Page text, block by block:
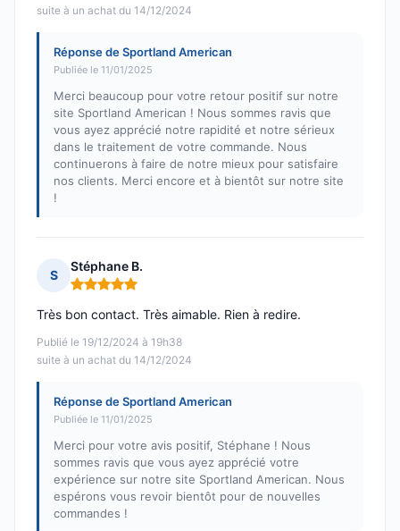
suite à un achat du 14/12/2024
Réponse de Sportland American
Publiée le 11/01/2025
Merci beaucoup pour votre retour positif sur notre
site Sportland American ! Nous sommes ravis que
vous ayez apprécié notre rapidité et notre sérieux
dans le traitement de votre commande. Nous
continuerons à faire de notre mieux pour satisfaire
nos clients. Merci encore et à bientôt sur notre site
!
S
Stéphane B.
Note : 5 sur 5
Publié le 19/12/2024 à 19h38
suite à un achat du 14/12/2024
Très bon contact. Très aimable. Rien à redire.
Réponse de Sportland American
Publiée le 11/01/2025
Merci pour votre avis positif, Stéphane ! Nous
sommes ravis que vous ayez apprécié votre
expérience sur notre site Sportland American. Nous
espérons vous revoir bientôt pour de nouvelles
commandes !